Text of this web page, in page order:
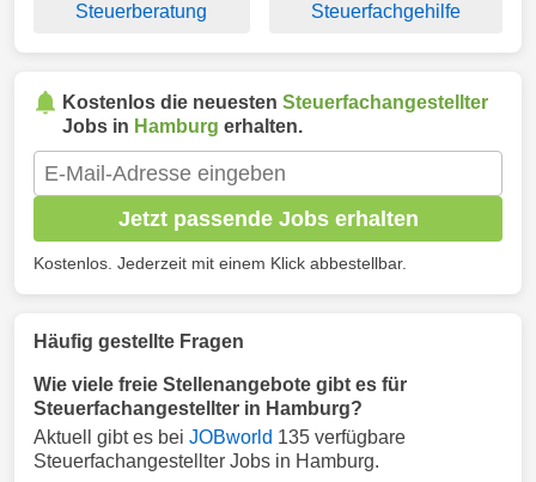
Steuerberatung Steuerfachgehilfe
Kostenlos die neuesten Steuerfachangestellter
Jobs in Hamburg erhalten.
Jetzt passende Jobs erhalten
Kostenlos. Jederzeit mit einem Klick abbestellbar.
Häufig gestellte Fragen
Wie viele freie Stellenangebote gibt es für
Steuerfachangestellter in Hamburg?
Aktuell gibt es bei JOBworld 135 verfügbare
Steuerfachangestellter Jobs in Hamburg.